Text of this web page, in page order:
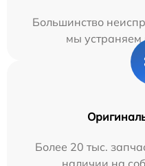
Большинство
мы устраняем
Более 20 тыс.